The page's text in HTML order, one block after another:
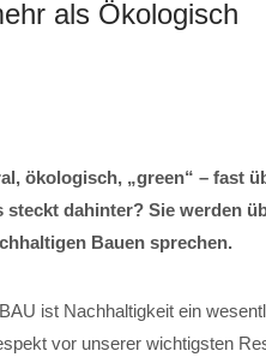
als Ökologisch
ökologisch, „green“ – fast
dahinter? Sie werden
Bauen sprechen.
ist Nachhaltigkeit ein
vor unserer wichtigsten